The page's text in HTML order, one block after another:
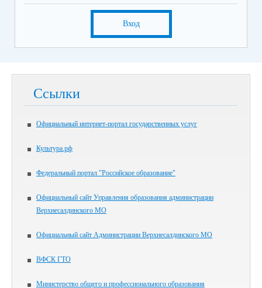
Вход
Ссылки
Официальный интернет-портал государственных услуг
Культура.рф
Федеральный портал "Российское образование"
Официальный сайт Управления образования администрации
Верхнесалдинского МО
Официальный сайт Администрации Верхнесалдинского МО
ВФСК ГТО
Министерство общего и профессионального образования